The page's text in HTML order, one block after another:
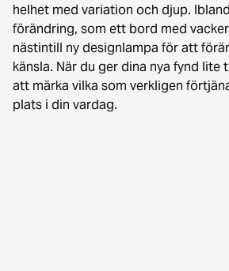
helhet med variation och djup.
förändring, som ett bord med
nästintill ny designlampa för att
känsla. När du ger dina nya fynd lite
att märka vilka som verkligen
plats i din vardag.